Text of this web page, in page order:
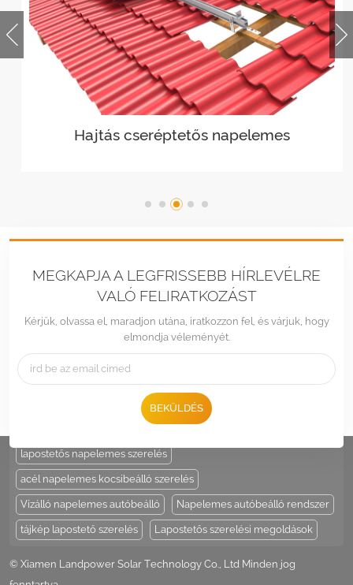
Hajtás cseréptetős napelemes
MEGKAPJA A LEGFRISSEBB HÍRLEVÉLRE
VALÓ FELIRATKOZÁST
Kérjük, olvassa el, maradjon utána, iratkozzon fel, és várjuk, hogy
elmondja véleményét.
BEKÜLDÉS
Tel : +86 -592-6212776
Email : Sales@LandpowerSolar.com
Add : Unit 206-9, No 15, Duiying Road, Jimei District, Xiamen, China
lapostetős napelemes szerelés
acél napelemes kocsibeálló szerelés
Vízálló napelemes autóbeálló Napelemes autóbeálló rendszer
tájkép lapostető szerelés Lapostetős szerelési megoldások
© Xiamen Landpower Solar Technology Co., Ltd Minden jog